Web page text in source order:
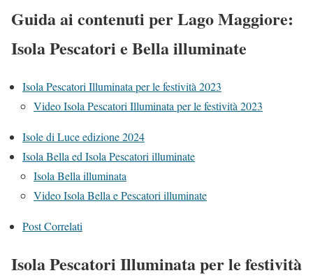
Guida ai contenuti per Lago Maggiore:
Isola Pescatori e Bella illuminate
Isola Pescatori Illuminata per le festività 2023
Video Isola Pescatori Illuminata per le festività 2023
Isole di Luce edizione 2024
Isola Bella ed Isola Pescatori illuminate
Isola Bella illuminata
Video Isola Bella e Pescatori illuminate
Post Correlati
Isola Pescatori Illuminata per le festività